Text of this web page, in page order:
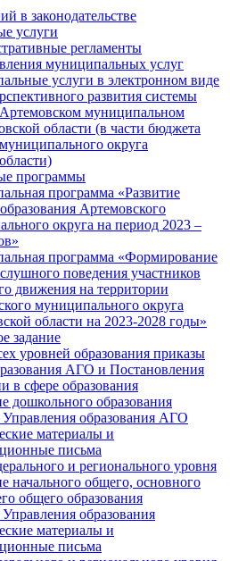
в законодательстве
услуги
регламенты
муниципальных услуг
услуги в электронном виде
развития системы
Артемовском муниципальном
области (в части бюджета
округа
программы
программа «Развитие
Артемовского
округа на период 2023 –
программа «Формирование
поведения участников
движения на территории
муниципального округа
области на 2023-2028 годы»
задание
уровней образования приказы
АГО и Постановления
в сфере образования
дошкольного образования
образования АГО
материалы и
письма
и регионального уровня
начального общего, основного
общего образования
образования
материалы и
письма